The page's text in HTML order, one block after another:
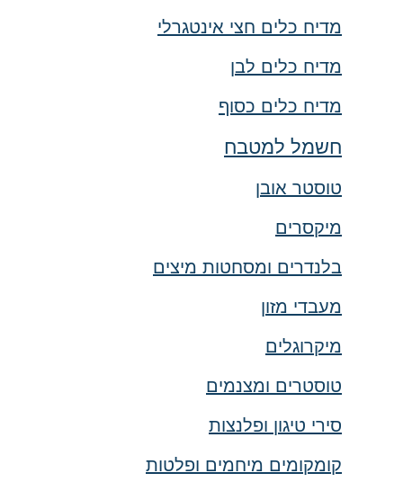
מדיח כלים חצי אינטגרלי
מדיח כלים לבן
מדיח כלים כסוף
חשמל למטבח
טוסטר אובן
מיקסרים
בלנדרים ומסחטות מיצים
מעבדי מזון
מיקרוגלים
טוסטרים ומצנמים
סירי טיגון ופלנצות
קומקומים מיחמים ופלטות